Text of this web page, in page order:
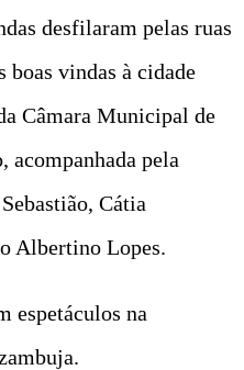
desfilaram pelas ruas
boas vindas à cidade
Câmara Municipal de
acompanhada pela
Cátia
Albertino Lopes.
espetáculos na